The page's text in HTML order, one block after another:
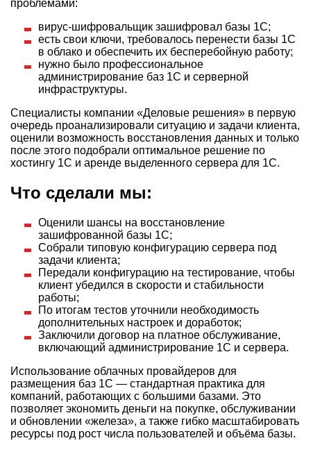
проблемами:
вирус-шифровальщик зашифровал базы 1С;
есть свои ключи, требовалось перенести базы 1С
в облако и обеспечить их бесперебойную работу;
нужно было профессиональное
администрирование баз 1С и серверной
инфраструктуры.
Специалисты компании «Деловые решения» в первую
очередь проанализировали ситуацию и задачи клиента,
оценили возможность восстановления данных и только
после этого подобрали оптимальное решение по
хостингу 1С и аренде выделенного сервера для 1С.
Что сделали мы:
Оценили шансы на восстановление
зашифрованной базы 1С;
Собрали типовую конфигурацию сервера под
задачи клиента;
Передали конфигурацию на тестирование, чтобы
клиент убедился в скорости и стабильности
работы;
По итогам тестов уточнили необходимость
дополнительных настроек и доработок;
Заключили договор на платное обслуживание,
включающий администрирование 1С и сервера.
Использование облачных провайдеров для
размещения баз 1С — стандартная практика для
компаний, работающих с большими базами. Это
позволяет экономить деньги на покупке, обслуживании
и обновлении «железа», а также гибко масштабировать
ресурсы под рост числа пользователей и объёма базы.